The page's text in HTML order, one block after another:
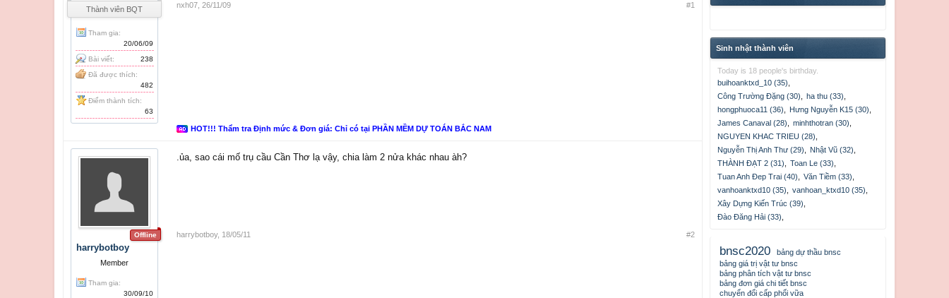
Thành viên BQT
Tham gia:
20/06/09
Bài viết:
238
Đã được thích:
482
Điểm thành tích:
63
nxh07 26/11/09 #1
HOT!!! Thẩm tra Định mức & Đơn giá: Chỉ có tại PHẦN MỀM DỰ TOÁN BẮC NAM
Offline
harrybotboy
Member
Tham gia:
30/09/10
.ủa, sao cái mố trụ cầu Cần Thơ lạ vậy, chia làm 2 nửa khác nhau àh?
harrybotboy, 18/05/11 #2
Sinh nhật thành viên
Today is 18 people's birthday.
buihoanktxd_10 (35)
Công Trường Đặng (30)
ha thu (33)
hongphuoca11 (36)
Hưng Nguyễn K15 (30)
James Canaval (28)
minhthotran (30)
NGUYEN KHAC TRIEU (28)
Nguyễn Thị Anh Thư (29)
Nhật Vũ (32)
THÀNH ĐẠT 2 (31)
Toan Le (33)
Tuan Anh Đep Trai (40)
Văn Tiềm (33)
vanhoanktxd10 (35)
vanhoan_ktxd10 (35)
Xây Dựng Kiến Trúc (39)
Đào Đăng Hải (33)
bnsc2020
bảng dự thầu bnsc
bảng giá trị vật tư bnsc
bảng phân tích vật tư bnsc
bảng đơn giá chi tiết bnsc
chuyển đổi cấp phối vữa